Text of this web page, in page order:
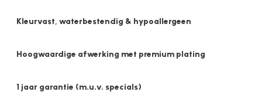
Kleurvast, waterbestendig & hypoallergeen
Hoogwaardige afwerking met premium plating
1 jaar garantie (m.u.v. specials)